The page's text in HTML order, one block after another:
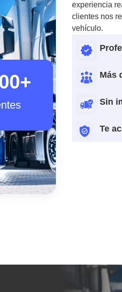
+
experiencia
clientes nos
vehículo.
Más
Sin
Te